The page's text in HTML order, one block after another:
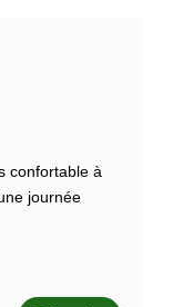
confortable à
journée